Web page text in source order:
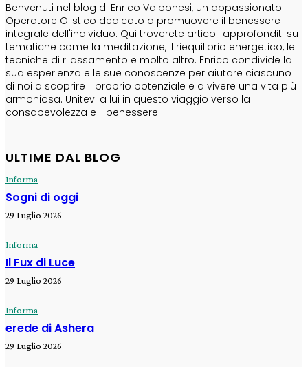
Benvenuti nel blog di Enrico Valbonesi, un appassionato
Operatore Olistico dedicato a promuovere il benessere
integrale dell'individuo. Qui troverete articoli approfonditi su
tematiche come la meditazione, il riequilibrio energetico, le
tecniche di rilassamento e molto altro. Enrico condivide la
sua esperienza e le sue conoscenze per aiutare ciascuno
di noi a scoprire il proprio potenziale e a vivere una vita più
armoniosa. Unitevi a lui in questo viaggio verso la
consapevolezza e il benessere!
ULTIME DAL BLOG
Informa
Sogni di oggi
29 Luglio 2026
Informa
Il Fux di Luce
29 Luglio 2026
Informa
erede di Ashera
29 Luglio 2026